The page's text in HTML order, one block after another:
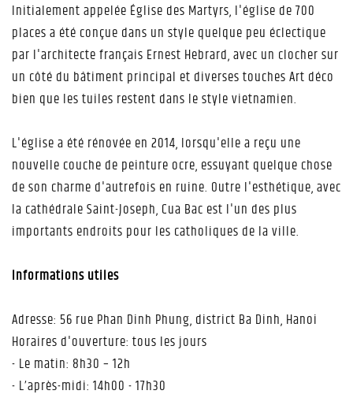
Initialement appelée Église des Martyrs, l'église de 700
places a été conçue dans un style quelque peu éclectique
par l'architecte français Ernest Hebrard, avec un clocher sur
un côté du bâtiment principal et diverses touches Art déco
bien que les tuiles restent dans le style vietnamien.
L'église a été rénovée en 2014, lorsqu'elle a reçu une
nouvelle couche de peinture ocre, essuyant quelque chose
de son charme d'autrefois en ruine. Outre l'esthétique, avec
la cathédrale Saint-Joseph, Cua Bac est l'un des plus
importants endroits pour les catholiques de la ville.
Informations utiles
Adresse: 56 rue Phan Dinh Phung, district Ba Dinh, Hanoi
Horaires d'ouverture: tous les jours
- Le matin: 8h30 – 12h
- L’après-midi: 14h00 - 17h30